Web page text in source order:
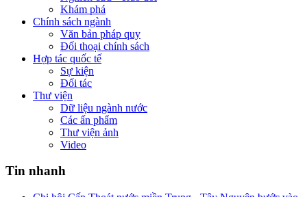
Khám phá
Chính sách ngành
Văn bản pháp quy
Đối thoại chính sách
Hợp tác quốc tế
Sự kiện
Đối tác
Thư viện
Dữ liệu ngành nước
Các ấn phẩm
Thư viện ảnh
Video
Tin nhanh